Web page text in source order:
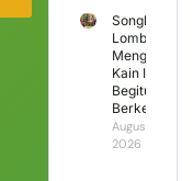
Songket
Lombok
Mengapa
Kain Ini
Begitu
Berkesan?
August 5,
2026